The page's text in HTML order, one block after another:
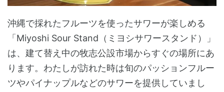
沖縄で採れたフルーツを使ったサワーが楽しめる
「Miyoshi Sour Stand（ミヨシサワースタンド）」
は、建て替え中の牧志公設市場からすぐの場所にあ
ります。わたしが訪れた時は旬のパッションフルー
ツやパイナップルなどのサワーを提供していまし